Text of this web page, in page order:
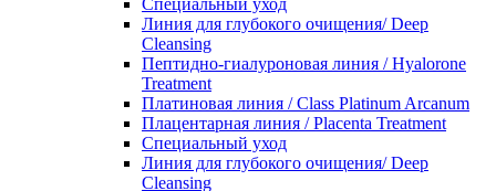
Специальный уход
Линия для глубокого очищения/ Deep
Cleansing
Пептидно-гиалуроновая линия / Hyalorone
Treatment
Платиновая линия / Class Platinum Arcanum
Плацентарная линия / Placenta Treatment
Специальный уход
Линия для глубокого очищения/ Deep
Cleansing